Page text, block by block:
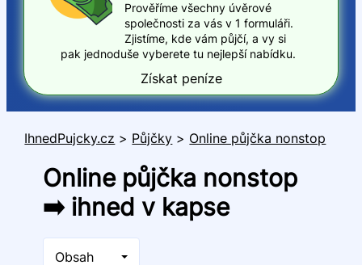
Prověříme všechny úvěrové
společnosti za vás v 1 formuláři.
Zjistíme, kde vám půjčí, a vy si
pak jednoduše vyberete tu nejlepší nabídku.
Získat peníze
IhnedPujcky.cz > Půjčky > Online půjčka nonstop
Online půjčka nonstop
➡️ ihned v kapse
Obsah